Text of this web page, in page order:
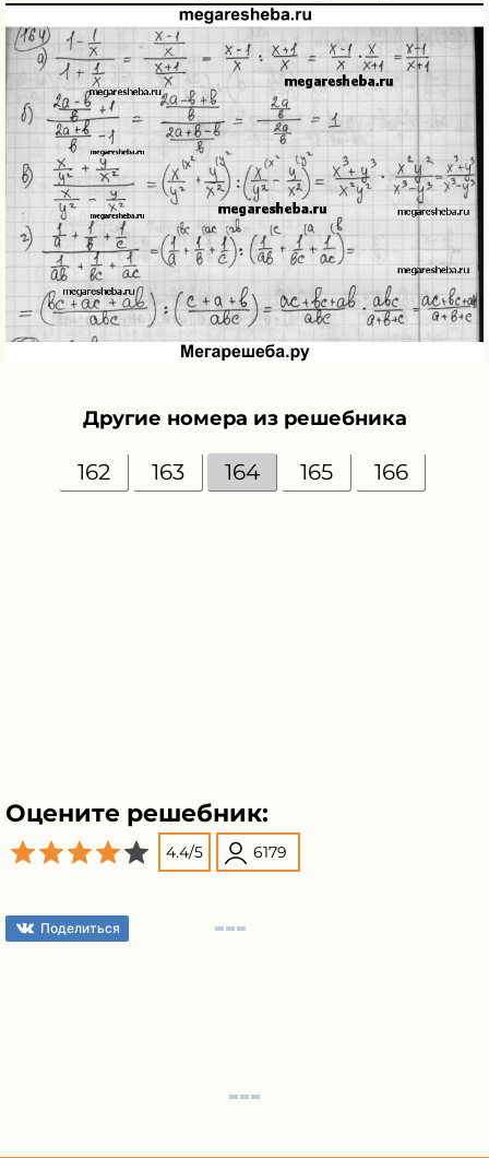
Другие номера из решебника
162 163 164 165 166
Оцените решебник:
4.4/5 6179
Поделиться